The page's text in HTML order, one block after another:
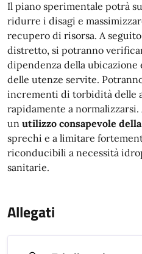
Il piano sperimentale potrà
ridurre i disagi e
recupero di risorsa. A
distretto, si potranno
dipendenza della
delle utenze servite.
incrementi di torbidità delle
rapidamente a
un utilizzo consapevole
sprechi e a limitare
riconducibili a necessità
sanitarie.
Allegati